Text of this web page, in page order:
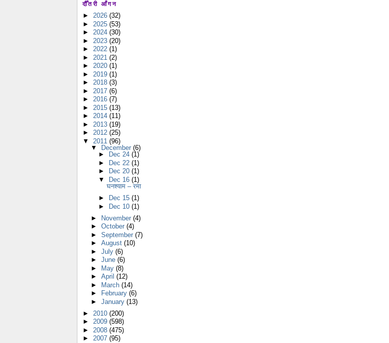
दौँतरी आँगन
► 2026 (32)
► 2025 (53)
► 2024 (30)
► 2023 (20)
► 2022 (1)
► 2021 (2)
► 2020 (1)
► 2019 (1)
► 2018 (3)
► 2017 (6)
► 2016 (7)
► 2015 (13)
► 2014 (11)
► 2013 (19)
► 2012 (25)
▼ 2011 (96)
▼
December (6)
►
Dec 24(1)
►
Dec 22(1)
►
Dec 20(1)
▼
Dec 16(1)
घनश्याम – रमा
►
Dec 15(1)
► Dec 10(1)
► November (4)
► October (4)
► September (7)
► August (10)
► July (6)
► June (6)
► May (8)
► April (12)
► March (14)
►
February (6)
► January (13)
► 2010 (200)
► 2009 (598)
► 2008 (475)
► 2007 (95)